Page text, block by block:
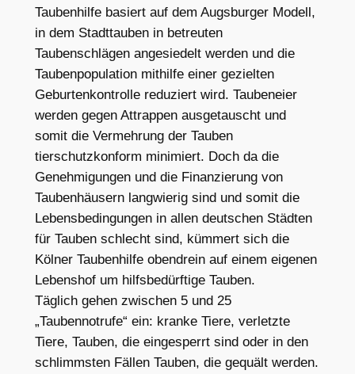
Taubenhilfe basiert auf dem Augsburger Modell,
in dem Stadttauben in betreuten
Taubenschlägen angesiedelt werden und die
Taubenpopulation mithilfe einer gezielten
Geburtenkontrolle reduziert wird. Taubeneier
werden gegen Attrappen ausgetauscht und
somit die Vermehrung der Tauben
tierschutzkonform minimiert. Doch da die
Genehmigungen und die Finanzierung von
Taubenhäusern langwierig sind und somit die
Lebensbedingungen in allen deutschen Städten
für Tauben schlecht sind, kümmert sich die
Kölner Taubenhilfe obendrein auf einem eigenen
Lebenshof um hilfsbedürftige Tauben.
Täglich gehen zwischen 5 und 25
„Taubennotrufe“ ein: kranke Tiere, verletzte
Tiere, Tauben, die eingesperrt sind oder in den
schlimmsten Fällen Tauben, die gequält werden.